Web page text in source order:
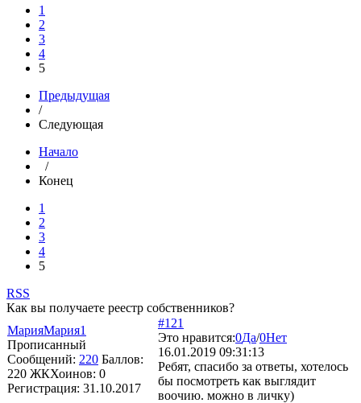
1
2
3
4
5
Предыдущая
/
Следующая
Начало
/
Конец
1
2
3
4
5
RSS
Как вы получаете реестр собственников?
МарияМария1
Прописанный
Сообщений: 220 Баллов:
220 ЖКХоинов: 0
Регистрация: 31.10.2017
#121
Это нравится:0Да/0Нет
16.01.2019 09:31:13
Ребят, спасибо за ответы, хотелось
бы посмотреть как выглядит
воочию. можно в личку)